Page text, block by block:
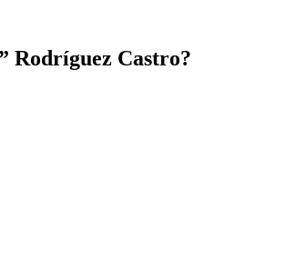
Rodríguez Castro?